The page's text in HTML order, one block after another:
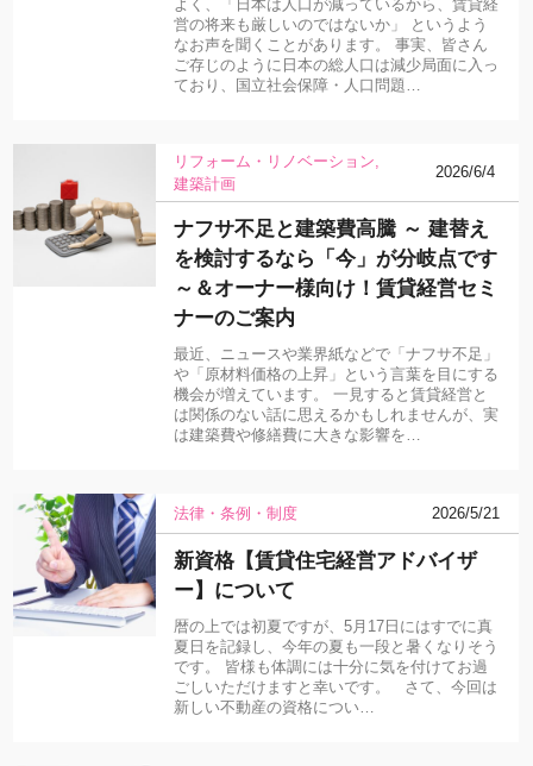
よく、「日本は人口が減っているから、賃貸経
営の将来も厳しいのではないか」 というよう
なお声を聞くことがあります。 事実、皆さん
ご存じのように日本の総人口は減少局面に入っ
ており、国立社会保障・人口問題…
リフォーム・リノベーション
建築計画
2026/6/4
ナフサ不足と建築費高騰 ～ 建替え
を検討するなら「今」が分岐点です
～＆オーナー様向け！賃貸経営セミ
ナーのご案内
最近、ニュースや業界紙などで「ナフサ不足」
や「原材料価格の上昇」という言葉を目にする
機会が増えています。 一見すると賃貸経営と
は関係のない話に思えるかもしれませんが、実
は建築費や修繕費に大きな影響を…
法律・条例・制度 2026/5/21
新資格【賃貸住宅経営アドバイザ
ー】について
暦の上では初夏ですが、5月17日にはすでに真
夏日を記録し、今年の夏も一段と暑くなりそう
です。 皆様も体調には十分に気を付けてお過
ごしいただけますと幸いです。 さて、今回は
新しい不動産の資格につい…